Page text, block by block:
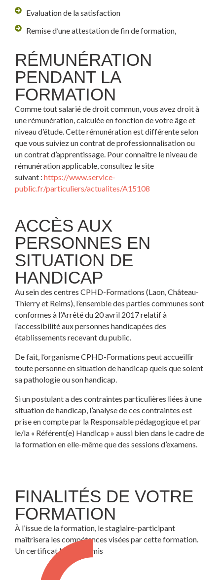
Evaluation de la satisfaction
Remise d’une attestation de fin de formation,
RÉMUNÉRATION
PENDANT LA
FORMATION
Comme tout salarié de droit commun, vous avez droit à
une rémunération, calculée en fonction de votre âge et
niveau d’étude. Cette rémunération est différente selon
que vous suiviez un contrat de professionnalisation ou
un contrat d’apprentissage. Pour connaître le niveau de
rémunération applicable, consultez le site
suivant : https://www.service-
public.fr/particuliers/actualites/A15108
ACCÈS AUX
PERSONNES EN
SITUATION DE
HANDICAP
Au sein des centres CPHD-Formations (Laon, Château-
Thierry et Reims), l’ensemble des parties communes sont
conformes à l’Arrêté du 20 avril 2017 relatif à
l’accessibilité aux personnes handicapées des
établissements recevant du public.
De fait, l’organisme CPHD-Formations peut accueillir
toute personne en situation de handicap quels que soient
sa pathologie ou son handicap.
Si un postulant a des contraintes particulières liées à une
situation de handicap, l’analyse de ces contraintes est
prise en compte par la Responsable pédagogique et par
le/la « Référent(e) Handicap » aussi bien dans le cadre de
la formation en elle-même que des sessions d’examens.
FINALITÉS DE VOTRE
FORMATION
À l’issue de la formation, le stagiaire-participant
maîtrisera les compétences visées par cette formation.
Un certificat lui sera remis